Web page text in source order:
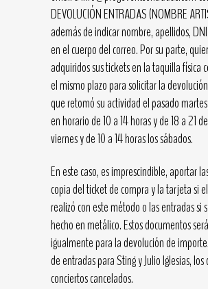
DEVOLUCIÓN ENTRADAS (NOMBRE
además de indicar nombre, apellidos,
en el cuerpo del correo. Por su parte,
adquiridos sus tickets en la taquilla física
el mismo plazo para solicitar la
que retomó su actividad el pasado
en horario de 10 a 14 horas y de 18 a 21
viernes y de 10 a 14 horas los sábados.
En este caso, es imprescindible, aportar
copia del ticket de compra y la tarjeta si
realizó con este método o las entradas si
hecho en metálico. Estos documentos
igualmente para la devolución de
de entradas para Sting y Julio Iglesias, los
conciertos cancelados.